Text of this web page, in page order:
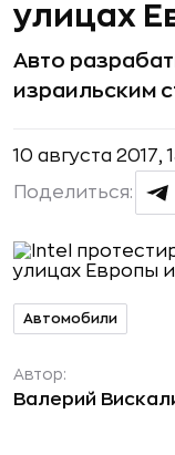
улицах
Авто
израильским
10 августа 2017,
Поделиться:
Автомобили
Автор:
Валерий